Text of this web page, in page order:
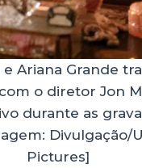
e Ariana Grande
o diretor Jon
durante as
Divulgação/
Pictures]